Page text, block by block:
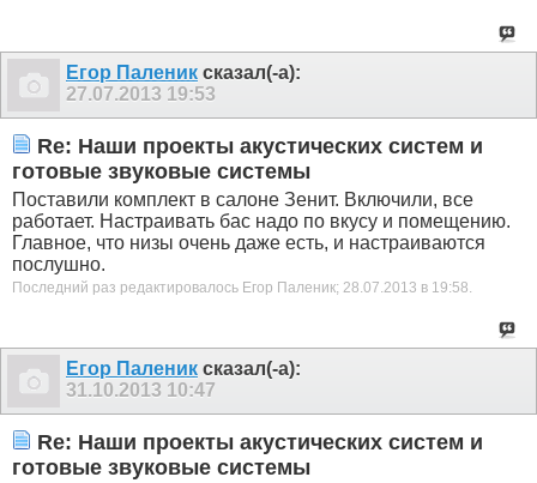
Егор Паленик сказал(-а):
27.07.2013 19:53
Re: Наши проекты акустических систем и
готовые звуковые системы
Поставили комплект в салоне Зенит. Включили, все
работает. Настраивать бас надо по вкусу и помещению.
Главное, что низы очень даже есть, и настраиваются
послушно.
Последний раз редактировалось Егор Паленик; 28.07.2013 в 19:58.
Егор Паленик сказал(-а):
31.10.2013 10:47
Re: Наши проекты акустических систем и
готовые звуковые системы